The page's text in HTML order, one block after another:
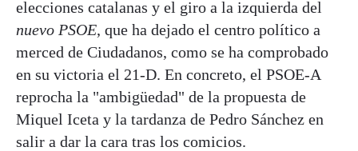
elecciones catalanas y el giro a la izquierda del
nuevo PSOE, que ha dejado el centro político a
merced de Ciudadanos, como se ha comprobado
en su victoria el 21-D. En concreto, el PSOE-A
reprocha la "ambigüedad" de la propuesta de
Miquel Iceta y la tardanza de Pedro Sánchez en
salir a dar la cara tras los comicios.